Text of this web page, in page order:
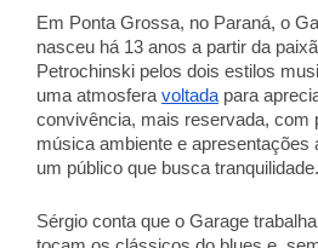
Em Ponta Grossa, no Paraná, o
nasceu há 13 anos a partir da
Petrochinski pelos dois estilos
uma atmosfera voltada para
convivência, mais reservada, com
música ambiente e apresentações
um público que busca tranquilidade.
Sérgio conta que o Garage